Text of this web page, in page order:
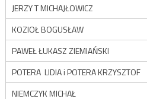
JERZY T MICHAJŁOWICZ
KOZIOŁ BOGUSŁAW
PAWEŁ ŁUKASZ ZIEMIAŃSKI
POTERA LIDIA i POTERA KRZYSZTOF
NIEMCZYK MICHAŁ